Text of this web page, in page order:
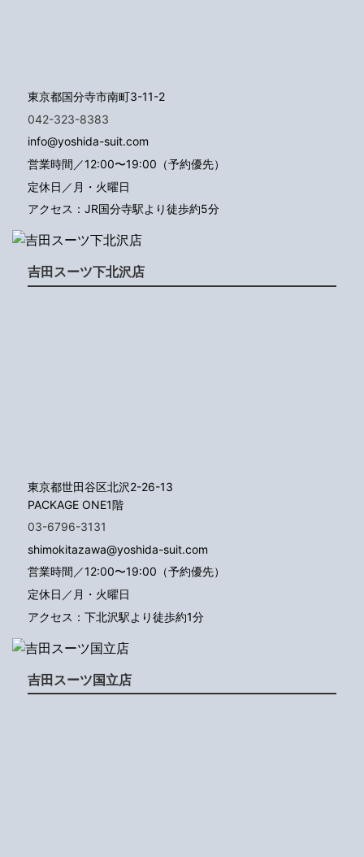
東京都国分寺市南町3-11-2
042-323-8383
info@yoshida-suit.com
営業時間／12:00〜19:00（予約優先）
定休日／月・火曜日
アクセス：JR国分寺駅より徒歩約5分
吉田スーツ下北沢店
東京都世田谷区北沢2-26-13
PACKAGE ONE1階
03-6796-3131
shimokitazawa@yoshida-suit.com
営業時間／12:00〜19:00（予約優先）
定休日／月・火曜日
アクセス：下北沢駅より徒歩約1分
吉田スーツ国立店